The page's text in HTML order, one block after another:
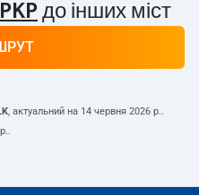
до інших міст
, актуальний на 14 червня 2026 р..
.